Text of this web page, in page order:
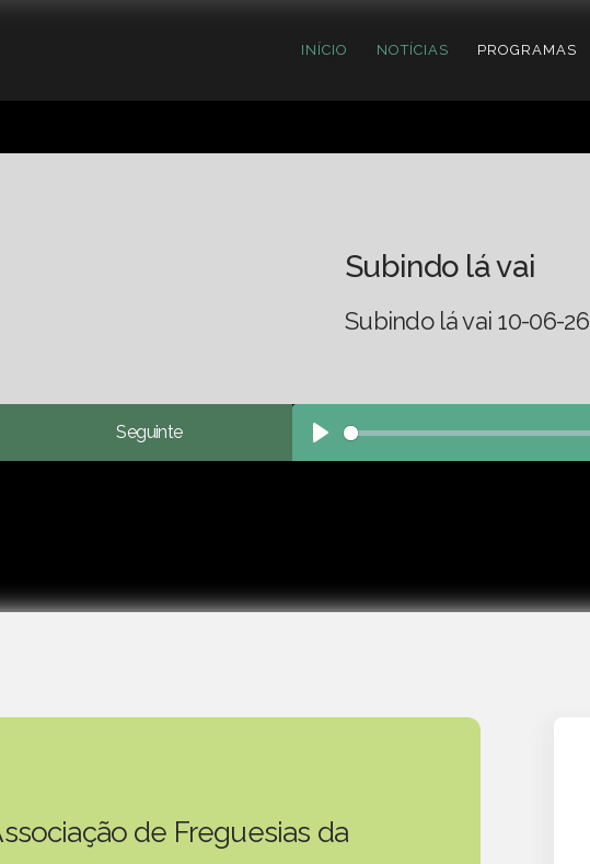
INÍCIO NOTÍCIAS PROGRAMAS
Subindo lá vai
Subindo lá vai 10-06-26
Seguinte
Play
de Freguesias da